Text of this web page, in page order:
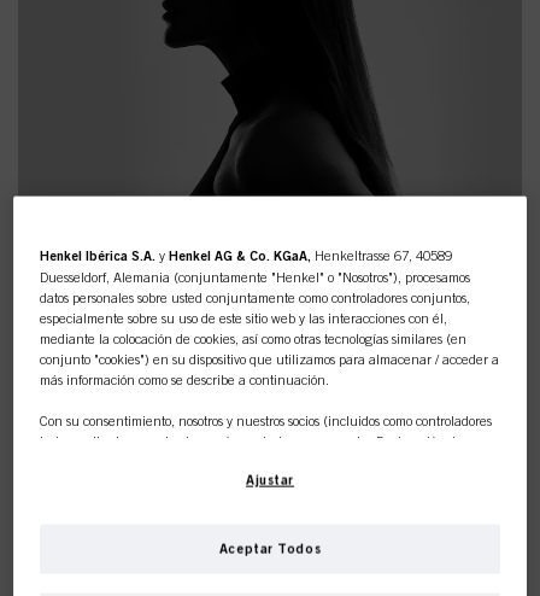
DESCUBRE LOS PRODUCTOS
QUE NECESITAS PARA
CONSEGUIR EL LOOK LIVED-IN
BLONDE DE SOFIA VERGARA
CHRIS APPLETON ES
NUESTRO NUEVO EMBAJADOR
Henkel Ibérica S.A. yHenkel AG & Co. KGaA, Henkeltrasse 67, 40589
Duesseldorf, Alemania (conjuntamente "Henkel" o "Nosotros"), procesamos
datos personales sobre usted conjuntamente como controladores conjuntos,
especialmente sobre su uso de este sitio web y las interacciones con él,
mediante la colocación de cookies, así como otras tecnologías similares (en
conjunto "cookies") en su dispositivo que utilizamos para almacenar / acceder a
más información como se describe a continuación.
Con su consentimiento, nosotros y nuestros socios (incluidos como controladores
independientes
conjuntos
según se designa en nuestra Declaración de
huellas dactilares y tecnologías similares") también utilizaremos cookies y
mejoren su uso de este sitio web y/o para marketing personalizado
Ajustar
Aceptar Todos